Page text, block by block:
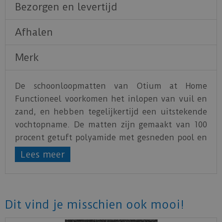
Bezorgen en levertijd
Afhalen
Merk
De schoonloopmatten van Otium at Home
Functioneel voorkomen het inlopen van vuil en
zand, en hebben tegelijkertijd een uitstekende
vochtopname. De matten zijn gemaakt van 100
procent getuft polyamide met gesneden pool en
hebben een perfecte antisliprug van TPE
(thermoplastisch elastomeer). Deze is PVC-vrij
vrij is, treedt er geen weekmakermigratie op en
Lees meer
Dit vind je misschien ook mooi!